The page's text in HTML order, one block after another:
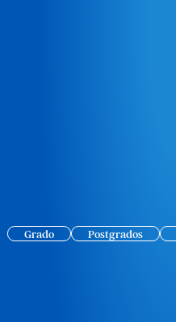
Grado Postgrados